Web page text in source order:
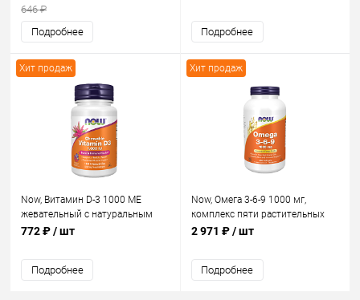
646 ₽
Подробнее
Подробнее
Хит продаж
Now, Витамин D-3 1000 ME
жевательный с натуральным
фруктовым вкусом
772 ₽/ шт
Подробнее
Хит продаж
Now, Омега 3-6-9 1000 мг,
комплекс пяти растительных
масел
2 971 ₽/ шт
Подробнее